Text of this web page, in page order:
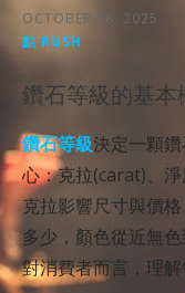
OCTOBER 28, 2025
點 RUSH
鑽石等級的基本
鑽石等級決定一顆
心：克拉(carat)、
克拉影響尺寸與價
多少，顏色從近無
對消費者而言，理解